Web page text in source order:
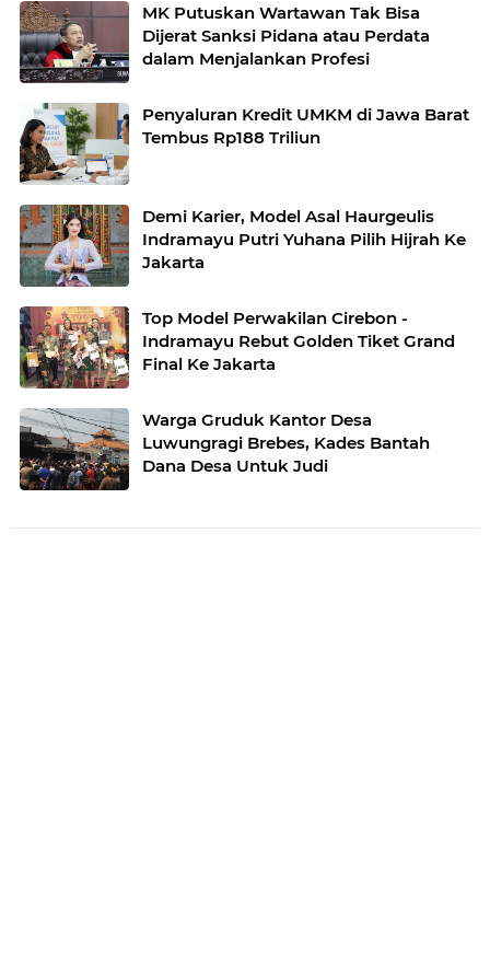
MK Putuskan Wartawan Tak Bisa
Dijerat Sanksi Pidana atau Perdata
dalam Menjalankan Profesi
Penyaluran Kredit UMKM di Jawa Barat
Tembus Rp188 Triliun
Demi Karier, Model Asal Haurgeulis
Indramayu Putri Yuhana Pilih Hijrah Ke
Jakarta
Top Model Perwakilan Cirebon -
Indramayu Rebut Golden Tiket Grand
Final Ke Jakarta
Warga Gruduk Kantor Desa
Luwungragi Brebes, Kades Bantah
Dana Desa Untuk Judi